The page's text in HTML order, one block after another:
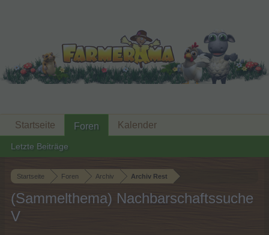
Startseite Foren Archiv Archiv Rest
(Sammelthema) Nachbarschaftssuche
V
Startseite Foren
Letzte Beiträge
Kalender